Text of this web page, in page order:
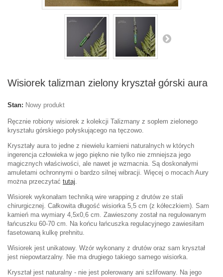
Wisiorek talizman zielony kryształ górski aura
Stan: Nowy produkt
Ręcznie robiony wisiorek z kolekcji Talizmany z soplem zielonego
kryształu górskiego połyskującego na tęczowo.
Kryształy aura to jedne z niewielu kamieni naturalnych w których
ingerencja człowieka w jego piękno nie tylko nie zmniejsza jego
magicznych właściwości, ale nawet je wzmacnia. Są doskonałymi
amuletami ochronnymi o bardzo silnej wibracji. Więcej o mocach Aury
można przeczytać tutaj.
Wisiorek wykonałam techniką wire wrapping z drutów ze stali
chirurgicznej. Całkowita długość wisiorka 5,5 cm (z kółeczkiem). Sam
kamień ma wymiary 4,5x0,6 cm. Zawieszony został na regulowanym
łańcuszku 60-70 cm. Na końcu łańcuszka regulacyjnego zawiesiłam
fasetowaną kulkę prehnitu.
Wisiorek jest unikatowy. Wzór wykonany z drutów oraz sam kryształ
jest niepowtarzalny. Nie ma drugiego takiego samego wisiorka.
Kryształ jest naturalny - nie jest polerowany ani szlifowany. Na jego